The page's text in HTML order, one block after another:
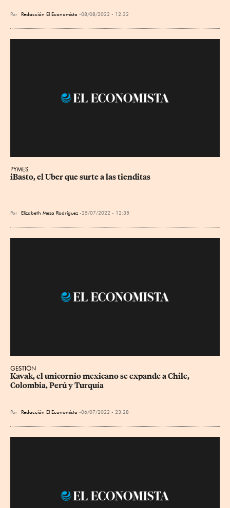
Por Redacción El Economista 08/08/2022 - 12:32
PYMES
iBasto, el Uber que surte a las tienditas
Por Elizabeth Meza Rodríguez 25/07/2022 - 12:35
GESTIÓN
Kavak, el unicornio mexicano se expande a Chile,
Colombia, Perú y Turquía
Por Redacción El Economista 06/07/2022 - 23:28